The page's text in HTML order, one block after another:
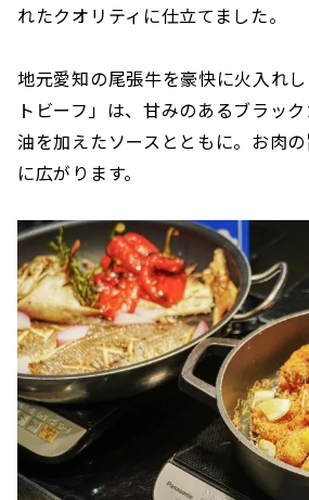
れたクオリティに仕立てました。
地元愛知の尾張牛を豪快に火入れ
トビーフ」は、甘みのあるブラッ
油を加えたソースとともに。お肉
に広がります。